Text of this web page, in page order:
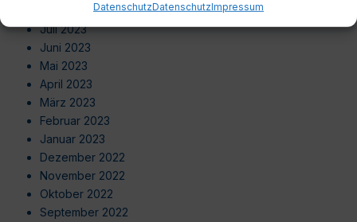
DatenschutzDatenschutzImpressum
August 2023
Juli 2023
Juni 2023
Mai 2023
April 2023
März 2023
Februar 2023
Januar 2023
Dezember 2022
November 2022
Oktober 2022
September 2022